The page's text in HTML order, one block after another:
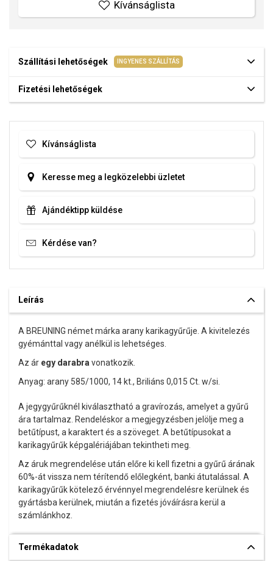
Kívánságlista
Szállítási lehetőségek INGYENES SZÁLLÍTÁS
Fizetési lehetőségek
Kívánságlista
Keresse meg a legközelebbi üzletet
Ajándéktipp küldése
Kérdése van?
Leírás
A BREUNING német márka arany karikagyűrűje. A kivitelezés
gyémánttal vagy anélkül is lehetséges.
Az ár egy darabra vonatkozik.
Anyag: arany 585/1000, 14 kt., Briliáns 0,015 Ct. w/si.
A jegygyűrűknél kiválasztható a gravírozás, amelyet a gyűrű
ára tartalmaz. Rendeléskor a megjegyzésben jelölje meg a
betűtípust, a karaktert és a szöveget. A betűtípusokat a
karikagyűrűk képgalériájában tekintheti meg.
Az áruk megrendelése után előre ki kell fizetni a gyűrű árának
60%-át vissza nem térítendő előlegként, banki átutalással. A
karikagyűrűk kötelező érvénnyel megrendelésre kerülnek és
gyártásba kerülnek, miután a fizetés jóváírásra kerül a
számlánkhoz.
Termékadatok